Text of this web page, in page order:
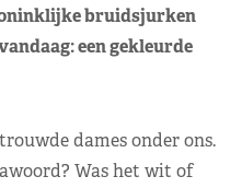
bruidsjurken
een gekleurde
dames onder ons.
Was het wit of